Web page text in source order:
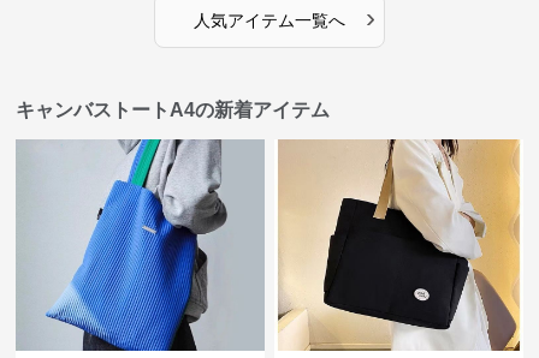
人気アイテム一覧へ ›
キャンバストートA4の新着アイテム